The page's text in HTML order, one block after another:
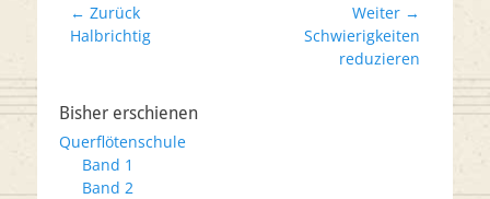
Beitrags-
Navigation
← Zurück
Vorheriger
Halbrichtig
Weiter →
NächsterSchwierigkeiten
reduzieren
Bisher erschienen
Querflötenschule
Band 1
Band 2